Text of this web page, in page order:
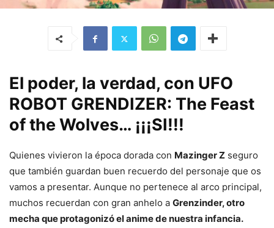
El poder, la verdad, con UFO
ROBOT GRENDIZER: The Feast
of the Wolves… ¡¡¡SI!!!
Quienes vivieron la época dorada con Mazinger Z seguro
que también guardan buen recuerdo del personaje que os
vamos a presentar. Aunque no pertenece al arco principal,
muchos recuerdan con gran anhelo a Grenzinder, otro
mecha que protagonizó el anime de nuestra infancia.